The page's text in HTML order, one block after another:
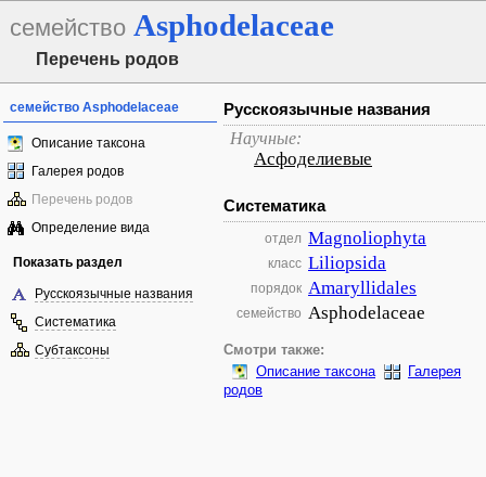
семейство Asphodelaceae
Перечень родов
семейство Asphodelaceae
Описание таксона
Галерея родов
Перечень родов
Определение вида
Показать раздел
Русскоязычные названия
Систематика
Субтаксоны
Русскоязычные названия
Научные:
Асфоделиевые
Систематика
отдел Magnoliophyta
класс Liliopsida
порядок Amaryllidales
семейство Asphodelaceae
Смотри также:
Описание таксона
Галерея
родов